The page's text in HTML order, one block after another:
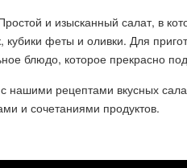
и изысканный салат, в
феты и оливки. Для
блюдо, которое прекрасно
нашими рецептами вкусных
и сочетаниями продуктов.